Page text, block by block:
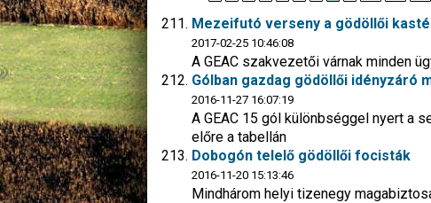
Mezeifutó verseny a gödöllői
2017-02-25 10:46:08
A GEAC szakvezetői várnak minden
Gólban gazdag gödöllői idényzáró
2016-11-27 16:07:19
A GEAC 15 gól különbséggel nyert a
előre a tabellán
Dobogón telelő gödöllői focisták
2016-11-20 15:13:46
Mindhárom helyi tizenegy